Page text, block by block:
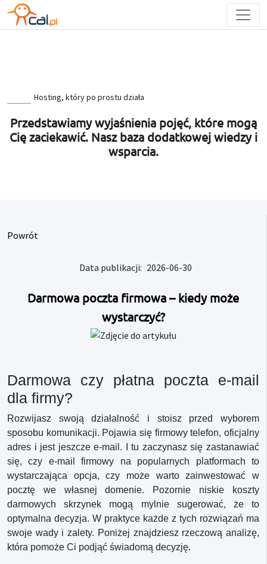
Hosting, który po prostu działa
Przedstawiamy wyjaśnienia pojęć, które mogą
Cię zaciekawić. Nasz baza dodatkowej wiedzy i
wsparcia.
Powrót
Data publikacji: 2026-06-30
Darmowa poczta firmowa – kiedy może
wystarczyć?
Darmowa czy płatna poczta e-mail
dla firmy?
Rozwijasz swoją działalność i stoisz przed wyborem
sposobu komunikacji. Pojawia się firmowy telefon, oficjalny
adres i jest jeszcze e-mail. I tu zaczynasz się zastanawiać
się, czy e-mail firmowy na popularnych platformach to
wystarczająca opcja, czy może warto zainwestować w
pocztę we własnej domenie. Pozornie niskie koszty
darmowych skrzynek mogą mylnie sugerować, że to
optymalna decyzja. W praktyce każde z tych rozwiązań ma
swoje wady i zalety. Poniżej znajdziesz rzeczową analizę,
która pomoże Ci podjąć świadomą decyzję.